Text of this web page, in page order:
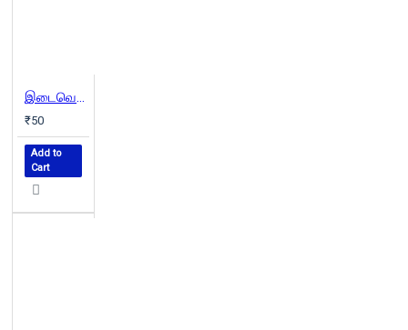
இடைவெளி: கவிதைக்கான காலாண்டிதழ் (Oct 2022)
₹50
Add to
Cart